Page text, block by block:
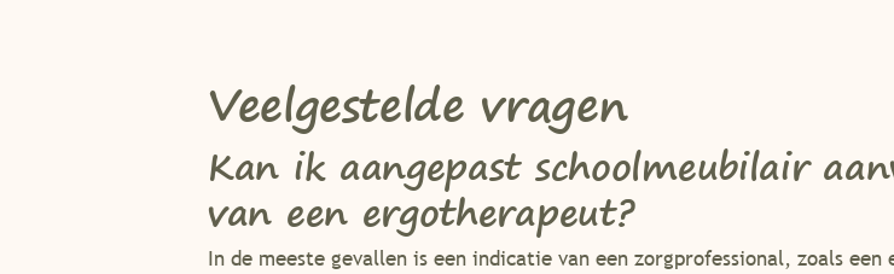
Veelgestelde vragen
Kan ik aangepast schoolmeubilair
van een ergotherapeut?
In de meeste gevallen is een indicatie van een zorgprofessional, zoals